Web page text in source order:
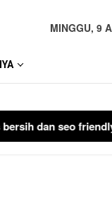
MINGGU, 9
seo friendly,